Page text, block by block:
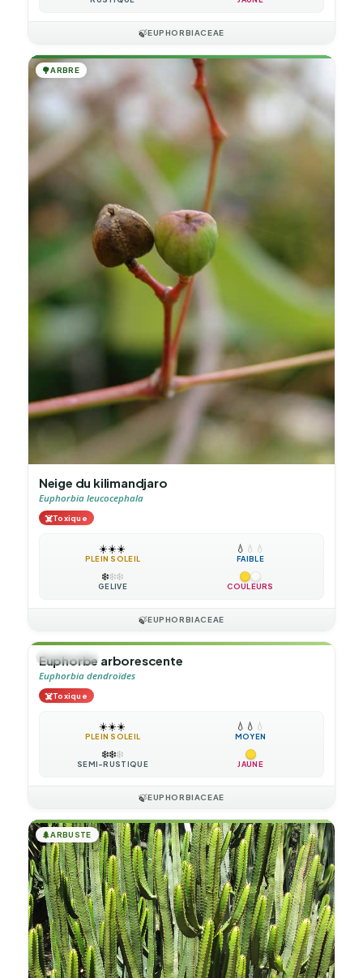
🍃EUPHORBIACEAE
🌳ARBRE
Neige du kilimandjaro
Euphorbia leucocephala
☠️Toxique
☀️☀️☀️
PLEIN SOLEIL
💧 💧 💧
FAIBLE
❄️❄️❄️
GÉLIVE COULEURS
🍃EUPHORBIACEAE
🌲ARBUSTE
Euphorbe arborescente
Euphorbia dendroïdes
☠️Toxique
☀️☀️☀️
PLEIN SOLEIL
💧 💧 💧
MOYEN
❄️❄️❄️
SEMI-RUSTIQUE JAUNE
🍃EUPHORBIACEAE
🌲ARBUSTE